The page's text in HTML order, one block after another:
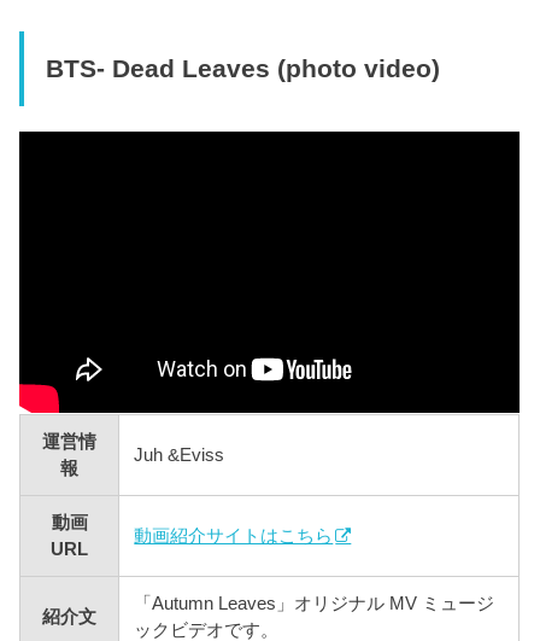
BTS- Dead Leaves (photo video)
運営情
報
Juh &Eviss
動画
URL
動画紹介サイトはこちら
紹介文
「Autumn Leaves」オリジナル MV ミュージ
ックビデオです。